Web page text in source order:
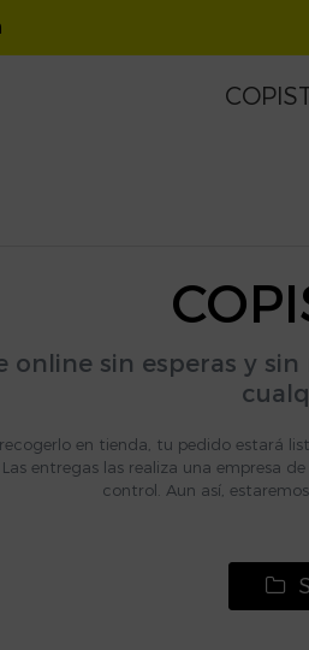
Sobres
online sin esperas y
recogerlo en tienda, tu pedido estará
entregas las realiza una empresa
control. Aun así,